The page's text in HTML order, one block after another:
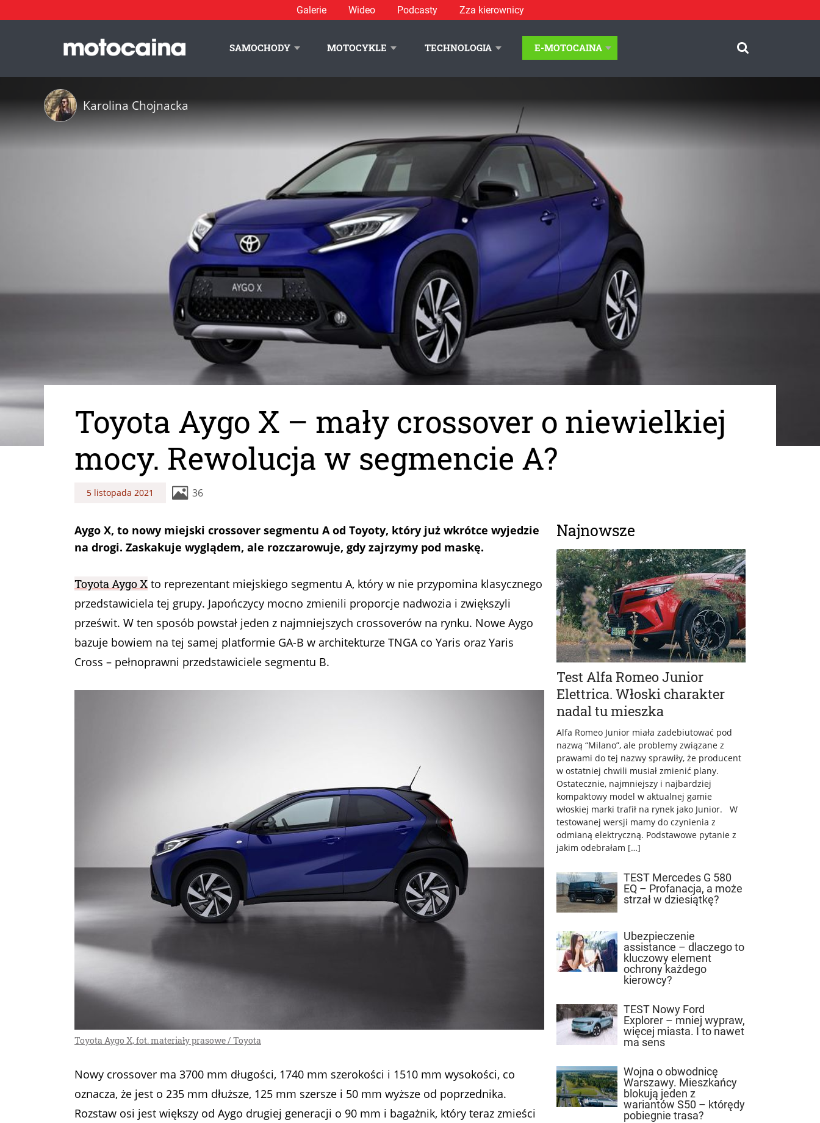
Galerie Wideo Podcasty Zza kierownicy
SAMOCHODY MOTOCYKLE TECHNOLOGIA E-MOTOCAINA
Karolina Chojnacka
Toyota Aygo X – mały crossover o niewielkiej
mocy. Rewolucja w segmencie A?
5 listopada 2021 36
Aygo X, to nowy miejski crossover segmentu A od Toyoty, który już wkrótce wyjedzie
na drogi. Zaskakuje wyglądem, ale rozczarowuje, gdy zajrzymy pod maskę.
Toyota Aygo X to reprezentant miejskiego segmentu A, który w nie przypomina klasycznego
przedstawiciela tej grupy. Japończycy mocno zmienili proporcje nadwozia i zwiększyli
prześwit. W ten sposób powstał jeden z najmniejszych crossoverów na rynku. Nowe Aygo
bazuje bowiem na tej samej platformie GA-B w architekturze TNGA co Yaris oraz Yaris
Cross – pełnoprawni przedstawiciele segmentu B.
Toyota Aygo X, fot. materiały prasowe / Toyota
Nowy crossover ma 3700 mm długości, 1740 mm szerokości i 1510 mm wysokości, co
oznacza, że jest o 235 mm dłuższe, 125 mm szersze i 50 mm wyższe od poprzednika.
Rozstaw osi jest większy od Aygo drugiej generacji o 90 mm i bagażnik, który teraz zmieści
Najnowsze
Test Alfa Romeo Junior
Elettrica. Włoski charakter
nadal tu mieszka
Alfa Romeo Junior miała zadebiutować pod
nazwą “Milano”, ale problemy związane z
prawami do tej nazwy sprawiły, że producent
w ostatniej chwili musiał zmienić plany.
Ostatecznie, najmniejszy i najbardziej
kompaktowy model w aktualnej gamie
włoskiej marki trafił na rynek jako Junior. W
testowanej wersji mamy do czynienia z
odmianą elektryczną. Podstawowe pytanie z
jakim odebrałam […]
TEST Mercedes G 580
EQ – Profanacja, a może
strzał w dziesiątkę?
Ubezpieczenie
assistance – dlaczego to
kluczowy element
ochrony każdego
kierowcy?
TEST Nowy Ford
Explorer – mniej wypraw,
więcej miasta. I to nawet
ma sens
Wojna o obwodnicę
Warszawy. Mieszkańcy
blokują jeden z
wariantów S50 – którędy
pobiegnie trasa?